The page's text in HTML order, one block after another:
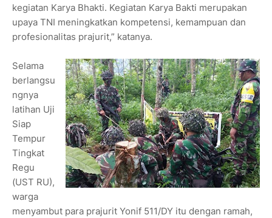
kegiatan Karya Bhakti. Kegiatan Karya Bakti merupakan
upaya TNI meningkatkan kompetensi, kemampuan dan
profesionalitas prajurit,” katanya.
Selama
berlangsu
ngnya
latihan Uji
Siap
Tempur
Tingkat
Regu
(UST RU),
warga
menyambut para prajurit Yonif 511/DY itu dengan ramah,